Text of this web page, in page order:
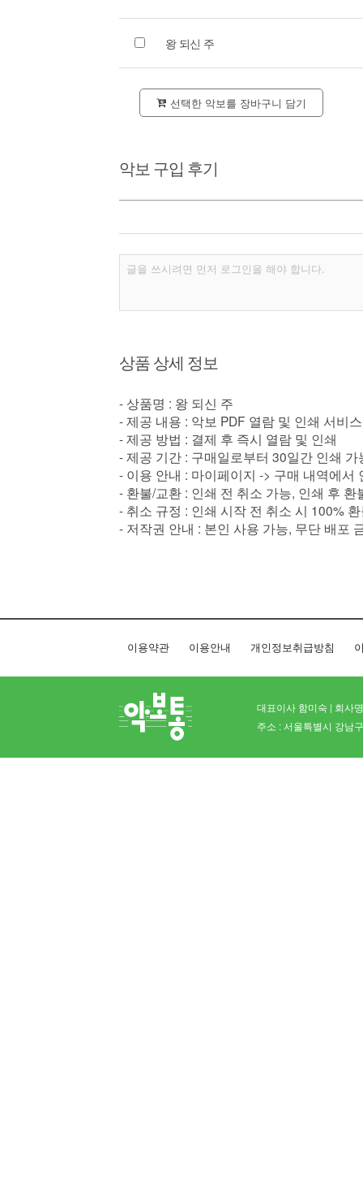
왕 되신 주
선택한 악보를 장바구니 담기
악보 구입 후기
상품 상세 정보
- 상품명 : 왕 되신 주
- 제공 내용 : 악보 PDF 열람 및 인쇄 서비스
- 제공 방법 : 결제 후 즉시 열람 및 인쇄
- 제공 기간 : 구매일로부터 30일간 인쇄
- 이용 안내 : 마이페이지 -> 구매 내역에서
- 환불/교환 : 인쇄 전 취소 가능, 인쇄 후 환
- 취소 규정 : 인쇄 시작 전 취소 시 100%
- 저작권 안내 : 본인 사용 가능, 무단 배포
이용약관 이용안내 개인정보취급방침
대표이사 함미숙 | 회사
주소 : 서울특별시 강남